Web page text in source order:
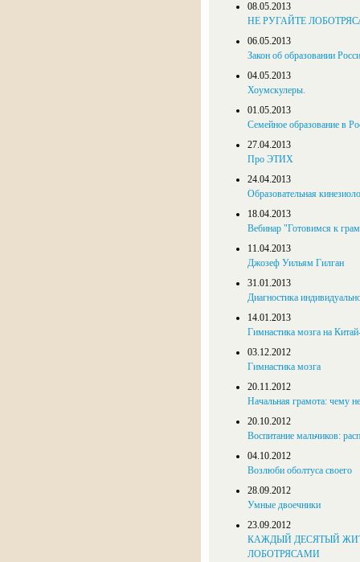
08.05.2013
НЕ РУГАЙТЕ
06.05.2013
Закон об образовании
04.05.2013
Хоумскулеры.
01.05.2013
Семейное образование в
27.04.2013
Про ЭТИХ
24.04.2013
Образовательная
18.04.2013
Вебинар "Готовимся к
11.04.2013
Джозеф Уильям Гилган
31.01.2013
Диагностика
14.01.2013
Гимнастика мозга на
03.12.2012
Гимнастика мозга
20.11.2012
Начальная грамота: чему
20.10.2012
Воспитание мальчиков:
04.10.2012
Возлюби оболтуса своего
28.09.2012
Умные двоечники
23.09.2012
КАЖДЫЙ ДЕСЯТЫЙ
ЛОБОТРЯСАМИ